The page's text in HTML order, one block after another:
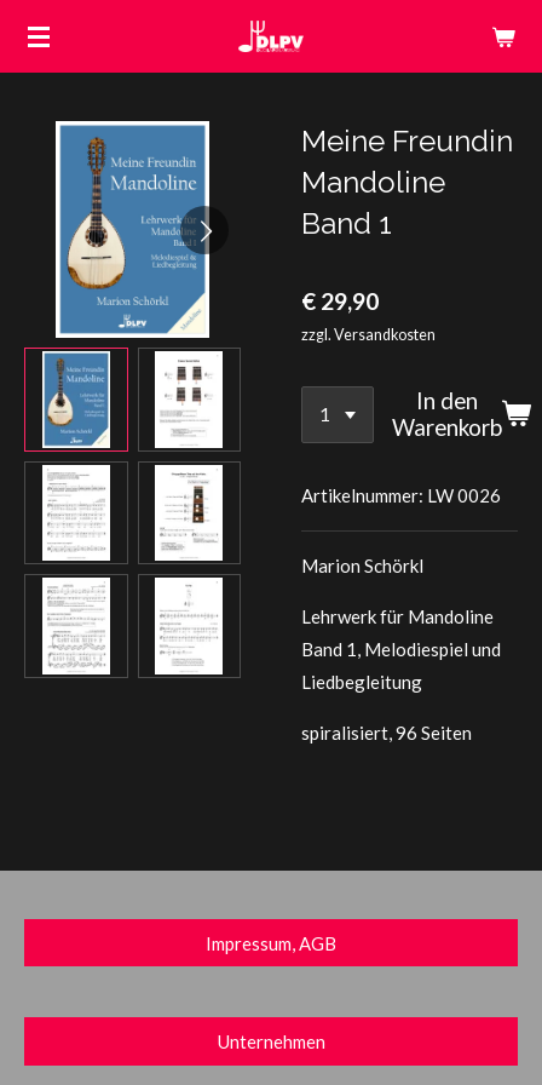
Zum
Meine Freundin
Mandoline
Band 1
€ 29,90
zzgl. Versandkosten
In den
Warenkorb
Artikelnummer: LW 0026
Marion Schörkl
Lehrwerk für Mandoline
Band 1, Melodiespiel und
Liedbegleitung
spiralisiert, 96 Seiten
Impressum, AGB
Unternehmen